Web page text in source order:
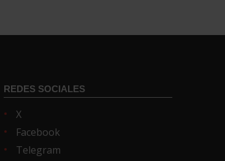
REDES SOCIALES
X
Facebook
Telegram